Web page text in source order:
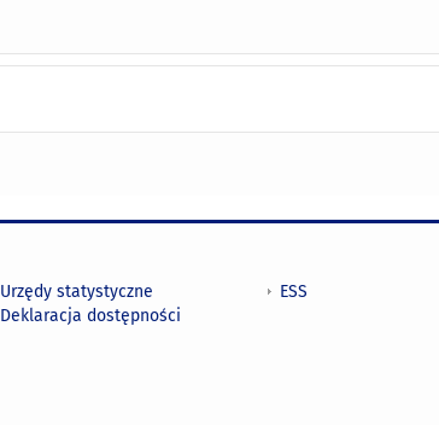
Urzędy statystyczne
Deklaracja dostępności
ESS